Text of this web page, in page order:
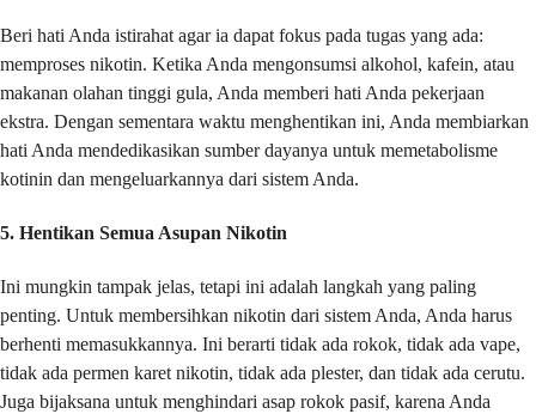
Beri hati Anda istirahat agar ia dapat fokus pada tugas yang ada:
memproses nikotin. Ketika Anda mengonsumsi alkohol, kafein, atau
makanan olahan tinggi gula, Anda memberi hati Anda pekerjaan
ekstra. Dengan sementara waktu menghentikan ini, Anda membiarkan
hati Anda mendedikasikan sumber dayanya untuk memetabolisme
kotinin dan mengeluarkannya dari sistem Anda.
5. Hentikan Semua Asupan Nikotin
Ini mungkin tampak jelas, tetapi ini adalah langkah yang paling
penting. Untuk membersihkan nikotin dari sistem Anda, Anda harus
berhenti memasukkannya. Ini berarti tidak ada rokok, tidak ada vape,
tidak ada permen karet nikotin, tidak ada plester, dan tidak ada cerutu.
Juga bijaksana untuk menghindari asap rokok pasif, karena Anda